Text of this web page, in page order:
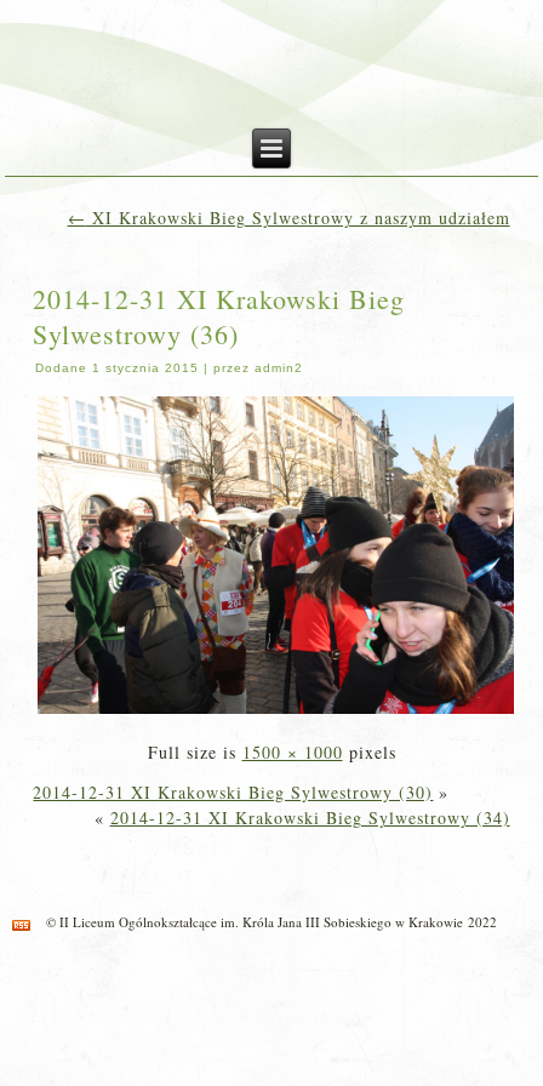
← XI Krakowski Bieg Sylwestrowy z naszym udziałem
2014-12-31 XI Krakowski Bieg
Sylwestrowy (36)
Dodane 1 stycznia 2015 |przez admin2
Full size is 1500 × 1000 pixels
2014-12-31 XI Krakowski Bieg Sylwestrowy (30) »
« 2014-12-31 XI Krakowski Bieg Sylwestrowy (34)
© II Liceum Ogólnokształcące im. Króla Jana III Sobieskiego w Krakowie 2022